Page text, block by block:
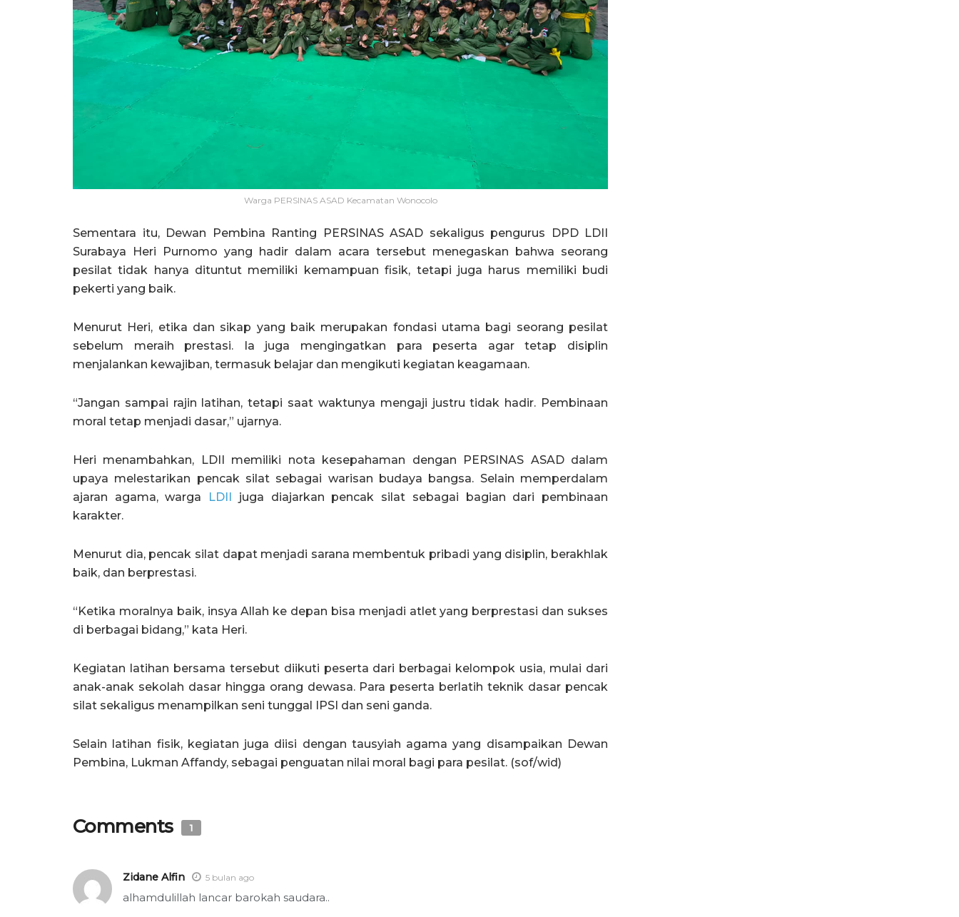
Warga PERSINAS ASAD Kecamatan Wonocolo
Sementara itu, Dewan Pembina Ranting PERSINAS ASAD sekaligus pengurus DPD LDII
Surabaya Heri Purnomo yang hadir dalam acara tersebut menegaskan bahwa seorang
pesilat tidak hanya dituntut memiliki kemampuan fisik, tetapi juga harus memiliki budi
pekerti yang baik.
Menurut Heri, etika dan sikap yang baik merupakan fondasi utama bagi seorang pesilat
sebelum meraih prestasi. Ia juga mengingatkan para peserta agar tetap disiplin
menjalankan kewajiban, termasuk belajar dan mengikuti kegiatan keagamaan.
“Jangan sampai rajin latihan, tetapi saat waktunya mengaji justru tidak hadir. Pembinaan
moral tetap menjadi dasar,” ujarnya.
Heri menambahkan, LDII memiliki nota kesepahaman dengan PERSINAS ASAD dalam
upaya melestarikan pencak silat sebagai warisan budaya bangsa. Selain memperdalam
ajaran agama, warga
LDII
juga diajarkan pencak silat sebagai bagian dari pembinaan
karakter.
Menurut dia, pencak silat dapat menjadi sarana membentuk pribadi yang disiplin, berakhlak
baik, dan berprestasi.
“Ketika moralnya baik, insya Allah ke depan bisa menjadi atlet yang berprestasi dan sukses
di berbagai bidang,” kata Heri.
Kegiatan latihan bersama tersebut diikuti peserta dari berbagai kelompok usia, mulai dari
anak-anak sekolah dasar hingga orang dewasa. Para peserta berlatih teknik dasar pencak
silat sekaligus menampilkan seni tunggal IPSI dan seni ganda.
Selain latihan fisik, kegiatan juga diisi dengan tausyiah agama yang disampaikan Dewan
Pembina, Lukman Affandy, sebagai penguatan nilai moral bagi para pesilat. (sof/wid)
Comments 1
Zidane Alfin 5 bulan ago
alhamdulillah lancar barokah saudara..